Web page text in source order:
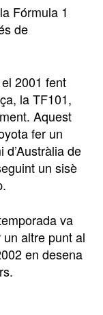
Fórmula 1
de
2001 fent
la TF101,
Aquest
fer un
de
un sisè
va
altre punt al
en desena